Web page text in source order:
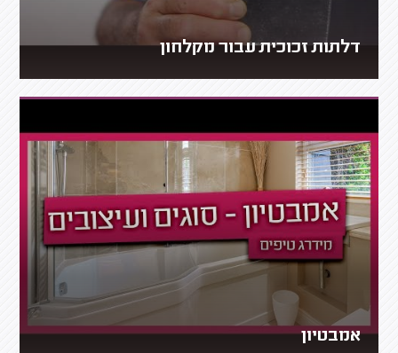
דלתות זכוכית עבור מקלחון
אמבטיון